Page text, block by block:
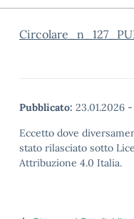
Pubblicato: 23.01.2026 -
Eccetto dove
stato rilasciato sotto
Attribuzione 4.0 Italia.